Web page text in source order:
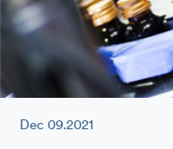
Dec 09.2021